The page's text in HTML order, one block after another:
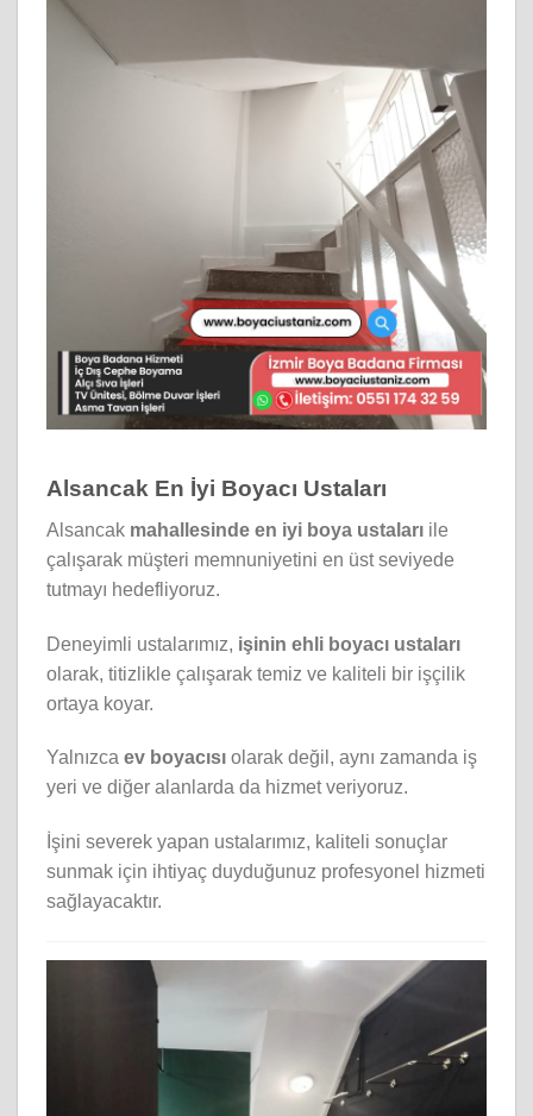
Alsancak En İyi Boyacı Ustaları
Alsancak mahallesinde en iyi boya ustaları ile
çalışarak müşteri memnuniyetini en üst seviyede
tutmayı hedefliyoruz.
Deneyimli ustalarımız, işinin ehli boyacı ustaları
olarak, titizlikle çalışarak temiz ve kaliteli bir işçilik
ortaya koyar.
Yalnızca ev boyacısı olarak değil, aynı zamanda iş
yeri ve diğer alanlarda da hizmet veriyoruz.
İşini severek yapan ustalarımız, kaliteli sonuçlar
sunmak için ihtiyaç duyduğunuz profesyonel hizmeti
sağlayacaktır.